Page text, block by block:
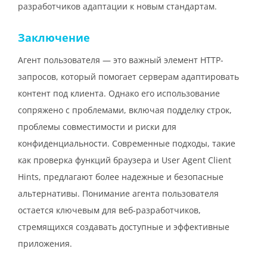
разработчиков адаптации к новым стандартам.
Заключение
Агент пользователя — это важный элемент HTTP-
запросов, который помогает серверам адаптировать
контент под клиента. Однако его использование
сопряжено с проблемами, включая подделку строк,
проблемы совместимости и риски для
конфиденциальности. Современные подходы, такие
как проверка функций браузера и User Agent Client
Hints, предлагают более надежные и безопасные
альтернативы. Понимание агента пользователя
остается ключевым для веб-разработчиков,
стремящихся создавать доступные и эффективные
приложения.